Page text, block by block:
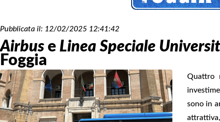
Pubblicata il: 12/02/2025 12:41:42
Airbus e Linea Speciale
Foggia
Quattro
sono in